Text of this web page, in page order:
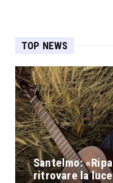
TOP NEWS
Santelmo:
ritrovare la